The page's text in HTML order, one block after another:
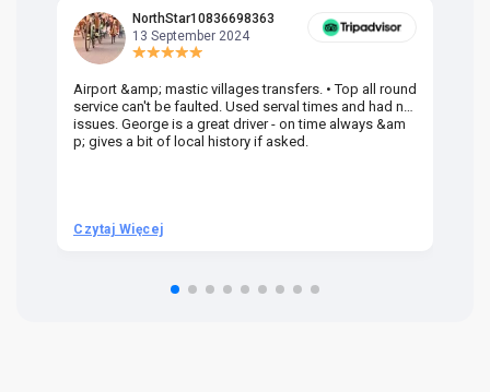
NorthStar10836698363
13 September 2024
Airport &amp; mastic villages transfers. • Top all round
service can't be faulted. Used serval times and had no
issues. George is a great driver - on time always &am
p; gives a bit of local history if asked.
Czytaj Więcej